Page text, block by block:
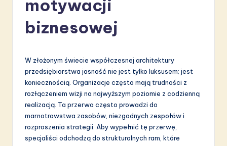
L
motywacji
biznesowej
W złożonym świecie współczesnej architektury
przedsiębiorstwa jasność nie jest tylko luksusem; jest
koniecznością. Organizacje często mają trudności z
rozłączeniem wizji na najwyższym poziomie z codzienną
realizacją. Ta przerwa często prowadzi do
marnotrawstwa zasobów, niezgodnych zespołów i
rozproszenia strategii. Aby wypełnić tę przerwę,
specjaliści odchodzą do strukturalnych ram, które